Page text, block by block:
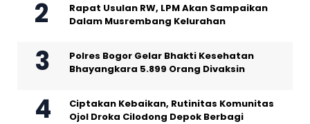
Rapat Usulan RW, LPM Akan Sampaikan
Dalam Musrembang Kelurahan
Polres Bogor Gelar Bhakti Kesehatan
Bhayangkara 5.899 Orang Divaksin
Ciptakan Kebaikan, Rutinitas Komunitas
Ojol Droka Cilodong Depok Berbagi